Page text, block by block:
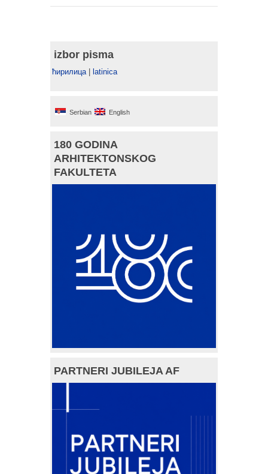
izbor pisma
ћирилица latinica
Serbian English
180 GODINA
ARHITEKTONSKOG
FAKULTETA
PARTNERI JUBILEJA AF